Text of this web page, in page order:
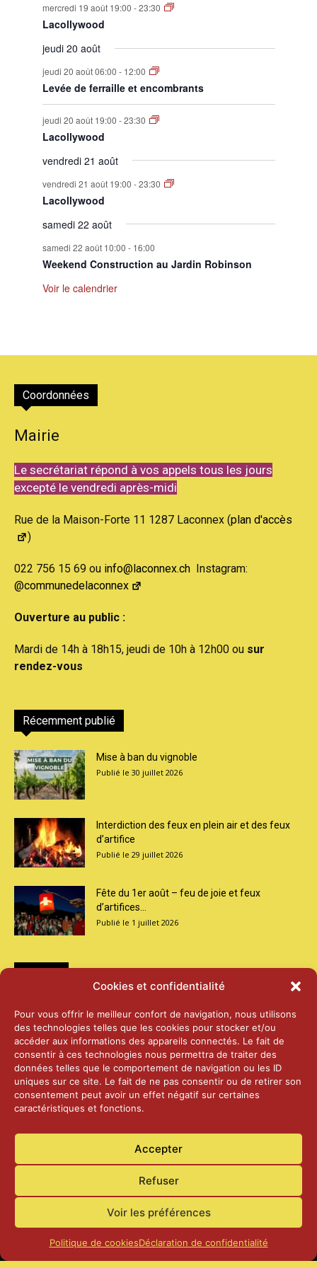
Cookies et confidentialité
Pour vous offrir le meilleur confort de navigation, nous utilisons
des technologies telles que les cookies pour stocker et/ou
accéder aux informations des appareils connectés. Le fait de
consentir à ces technologies nous permettra de traiter des
données telles que le comportement de navigation ou les ID
uniques sur ce site. Le fait de ne pas consentir ou de retirer son
consentement peut avoir un effet négatif sur certaines
caractéristiques et fonctions.
Accepter
Refuser
Voir les préférences
Politique de cookiesDéclaration de confidentialité
mercredi 19 août 19:00 -23:30
Lacollywood
jeudi 20 août
jeudi 20 août 06:00 - 12:00
Levée de ferraille et encombrants
jeudi 20 août 19:00 -23:30
Lacollywood
vendredi 21 août
vendredi 21 août 19:00 -23:30
Lacollywood
samedi 22 août
samedi 22 août 10:00 - 16:00
Weekend Construction au Jardin Robinson
Voir le calendrier
Coordonnées
Mairie
Le secrétariat répond à vos appels tous les jours
excepté le vendredi après-midi
Rue de la Maison-Forte 11 1287 Laconnex (plan d'accès
)
022 756 15 69 ou info@laconnex.ch Instagram:
@communedelaconnex
Ouverture au public :
Mardi de 14h à 18h15, jeudi de 10h à 12h00 ou sur
rendez-vous
Récemment publié
Mise à ban du vignoble
30 juillet 2026
Interdiction des feux en plein air et des feux
d’artifice
29 juillet 2026
Fête du 1er août – feu de joie et feux
d’artifices...
1 juillet 2026
2026 – Laiterie d’Orsières et Abbaye de St-
Maurice
25 juin 2026
2025 – Palais Fédéral – Berne
25 juin 2026
Aînés – Noël 2024
Accueil Actualités Contact Confidentialité